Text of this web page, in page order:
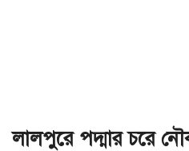
লালপুরে পদ্মার চরে